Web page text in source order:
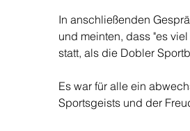
In anschließenden
und meinten, dass "es
statt, als die Dobler
Es war für alle ein
Sportsgeists und der